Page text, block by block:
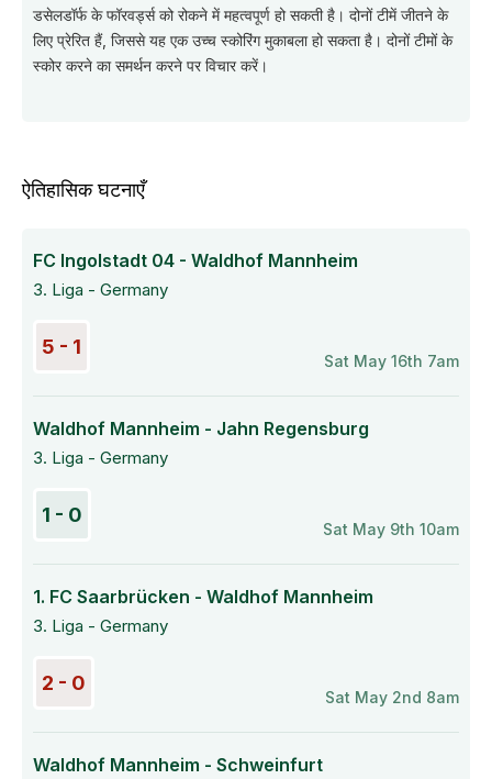
डसेलडॉर्फ के फॉरवर्ड्स को रोकने में महत्वपूर्ण हो सकती है। दोनों टीमें जीतने के
लिए प्रेरित हैं, जिससे यह एक उच्च स्कोरिंग मुकाबला हो सकता है। दोनों टीमों के
स्कोर करने का समर्थन करने पर विचार करें।
ऐतिहासिक घटनाएँ
FC Ingolstadt 04 - Waldhof Mannheim
3. Liga - Germany
5 - 1
Sat May 16th 7am
Waldhof Mannheim - Jahn Regensburg
3. Liga - Germany
1 - 0
Sat May 9th 10am
1. FC Saarbrücken - Waldhof Mannheim
3. Liga - Germany
2 - 0
Sat May 2nd 8am
Waldhof Mannheim - Schweinfurt